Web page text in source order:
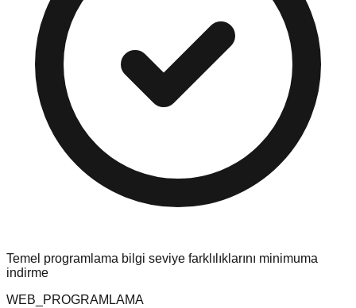
Temel programlama bilgi seviye farklılıklarını minimuma
indirme
WEB_PROGRAMLAMA